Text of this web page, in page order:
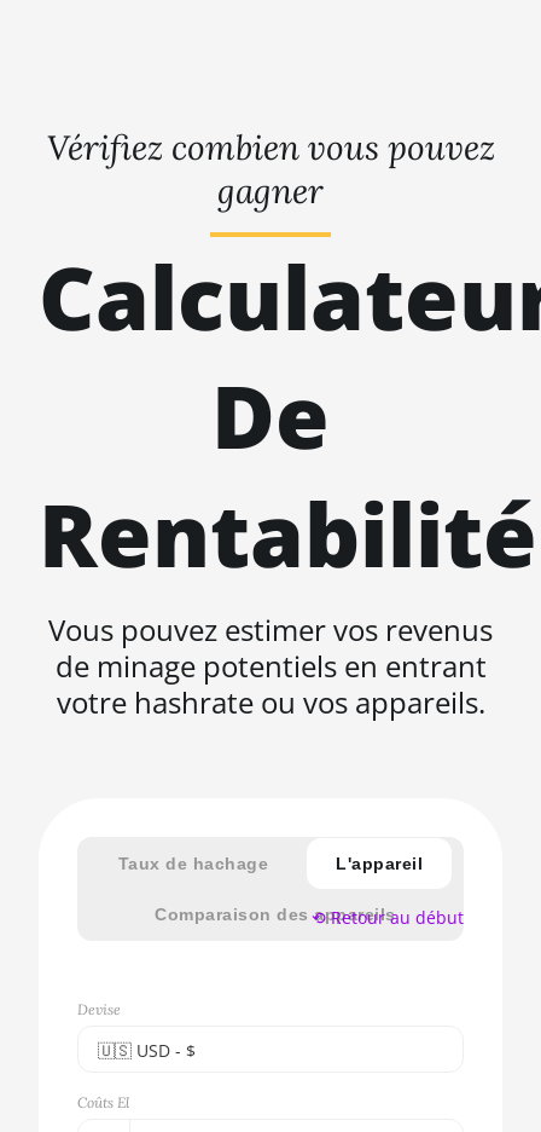
Vérifiez combien vous pouvez
gagner
De
Rentabilité
Vous pouvez estimer vos revenus
de minage potentiels en entrant
votre hashrate ou vos appareils.
Taux de hachage L'appareil
Comparaison des appareils
Devise
🇺🇸ㅤ USD - $
🇪🇺ㅤ EUR - €
Coûts El
⟲ Retour au début